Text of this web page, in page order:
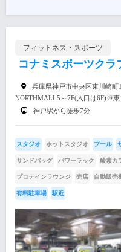
フィットネス・スポーツ
コナミスポーツクラ
兵庫県神戸市中央区東川崎
NORTHMALL5～7F(入口は6F)※東
神戸駅から徒歩7分
スタジオ ホットスタジオ プール
サンドバッグ パワーラック 酸素カ
プロテインラウンジ 売店 自動販売
有料駐車場 駅近